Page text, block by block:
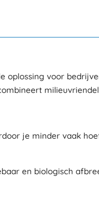
voor
je minder vaak
en biologisch